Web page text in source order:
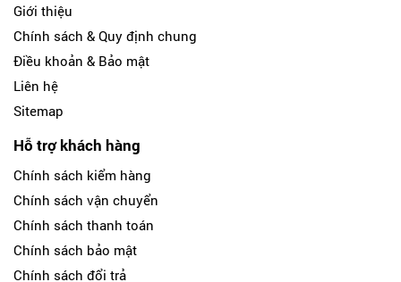
Giới thiệu
Chính sách & Quy định chung
Điều khoản & Bảo mật
Liên hệ
Sitemap
Hỗ trợ khách hàng
Chính sách kiểm hàng
Chính sách vận chuyển
Chính sách thanh toán
Chính sách bảo mật
Chính sách đổi trả